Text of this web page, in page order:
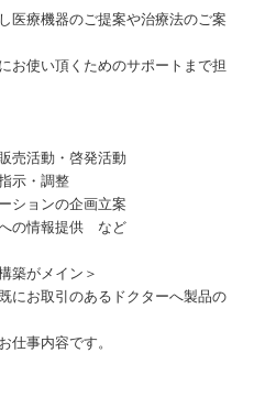
医療機器のご提案や治療法のご案
お使い頂くためのサポートまで担
売活動・啓発活動
示・調整
ションの企画立案
への情報提供 など
築がメイン＞
にお取引のあるドクターへ製品の
仕事内容です。